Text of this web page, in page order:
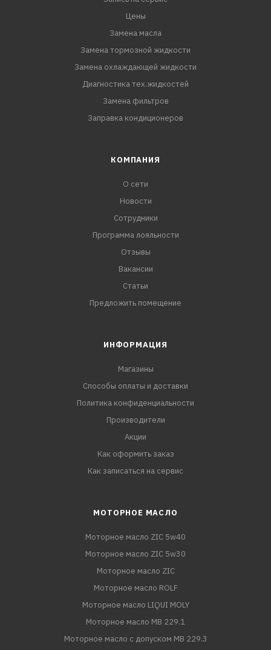
Цены
Замена масла
Замена тормозной жидкости
Замена охлаждающей жидкости
Диагностика тех.жидкостей
Замена фильтров
Заправка кондиционеров
КОМПАНИЯ
О сети
Новости
Сотрудники
Программа лояльности
Отзывы
Вакансии
Статьи
Предложить помещение
ИНФОРМАЦИЯ
Магазины
Способы оплаты и доставки
Политика конфиденциальности
Производители
Акции
Как оформить заказ
Как записаться на сервис
МОТОРНОЕ МАСЛО
Моторное масло ZIC 5w40
Моторное масло ZIC 5w30
Моторное масло ZIC
Моторное масло ROLF
Моторное масло LIQUI MOLY
Моторное масло MB 229.1
Моторное масло с допуском MB 229.3